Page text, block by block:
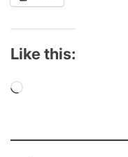
Like this:
Loading…